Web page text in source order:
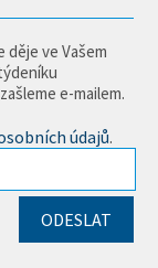
ve Vašem
e-mailem.
údajů.